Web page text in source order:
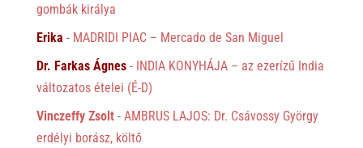
gombák királya
Erika - MADRIDI PIAC – Mercado de San Miguel
Dr. Farkas Ágnes- INDIA KONYHÁJA – az ezerízű India
változatos ételei (É-D)
Vinczeffy Zsolt- AMBRUS LAJOS: Dr. Csávossy György
erdélyi borász, költő